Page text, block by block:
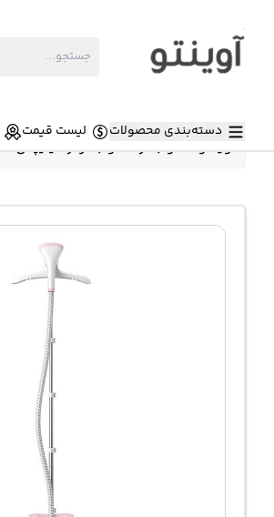
دسته‌بندی محصولات لیست قیمت
آوینتو»اتو بخار»اتو بخارگر فیلیپس 1800 وات مدل GC484 ایستاده